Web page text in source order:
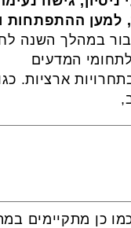
למען ההתפתחות
במהלך השנה
המדעים
ארציות.
כן מתקיימים